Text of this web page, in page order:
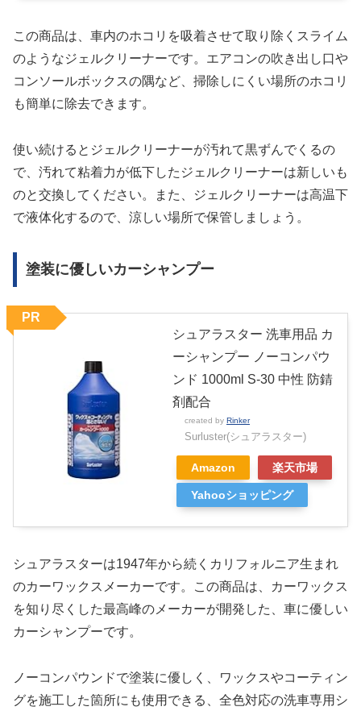
この商品は、車内のホコリを吸着させて取り除くスライム
のようなジェルクリーナーです。エアコンの吹き出し口や
コンソールボックスの隅など、掃除しにくい場所のホコリ
も簡単に除去できます。
使い続けるとジェルクリーナーが汚れて黒ずんでくるの
で、汚れて粘着力が低下したジェルクリーナーは新しいも
のと交換してください。また、ジェルクリーナーは高温下
で液体化するので、涼しい場所で保管しましょう。
塗装に優しいカーシャンプー
シュアラスター 洗車用品 カ
ーシャンプー ノーコンパウ
ンド 1000ml S-30 中性 防錆
剤配合
created by Rinker
Surluster(シュアラスター)
Amazon 楽天市場
Yahooショッピング
PR
シュアラスターは1947年から続くカリフォルニア生まれ
のカーワックスメーカーです。この商品は、カーワックス
を知り尽くした最高峰のメーカーが開発した、車に優しい
カーシャンプーです。
ノーコンパウンドで塗装に優しく、ワックスやコーティン
グを施工した箇所にも使用できる、全色対応の洗車専用シ